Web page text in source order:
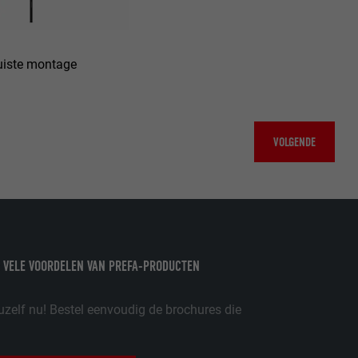
montage
VOLGENDE
VOORDELEN VAN PREFA-PRODUCTEN
nu! Bestel eenvoudig de brochures die
te
aanbieders)